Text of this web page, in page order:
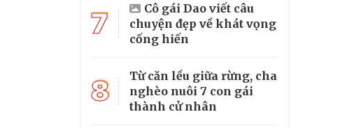
7
Cô gái Dao viết câu
chuyện đẹp về khát vọng
cống hiến
8
Từ căn lều giữa rừng, cha
nghèo nuôi 7 con gái
thành cử nhân